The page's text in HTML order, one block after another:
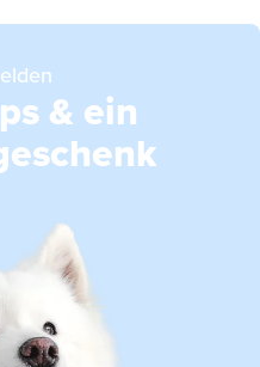
& ein